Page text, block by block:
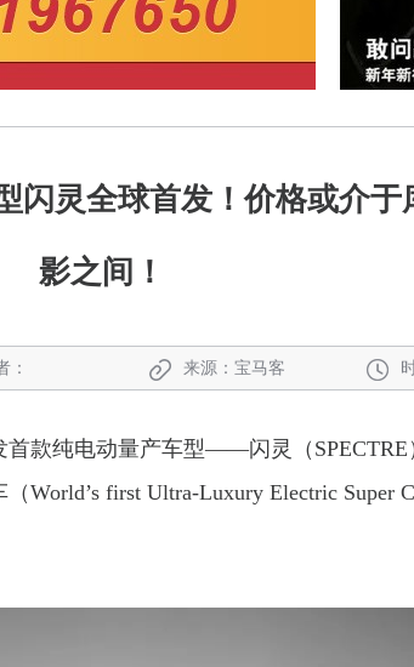
闪灵全球首发！价格或介于
影之间！
： 来源：宝马客
首款纯电动量产车型——闪灵（
World’s first Ultra-Luxury Electric Super